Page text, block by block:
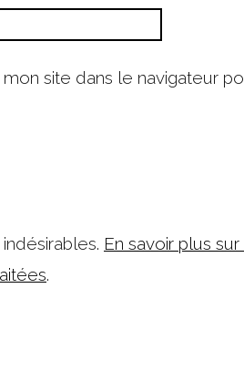
site dans le navigateur
En savoir plus
.